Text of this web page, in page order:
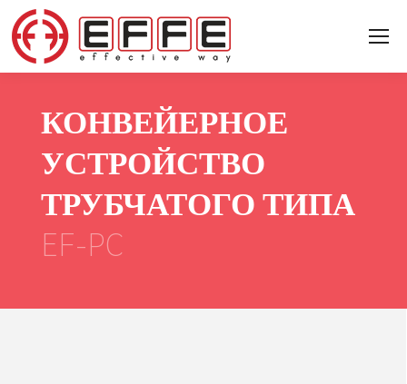
КОНВЕЙЕРНОЕ
УСТРОЙСТВО
ТРУБЧАТОГО ТИПА
EF-PC